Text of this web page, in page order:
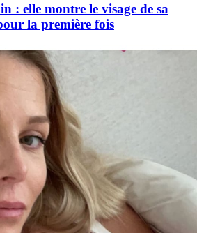
: elle montre le visage de sa
la première fois